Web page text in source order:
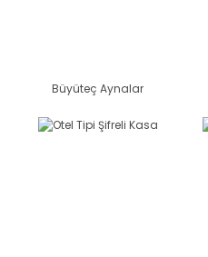
Büyüteç Aynalar